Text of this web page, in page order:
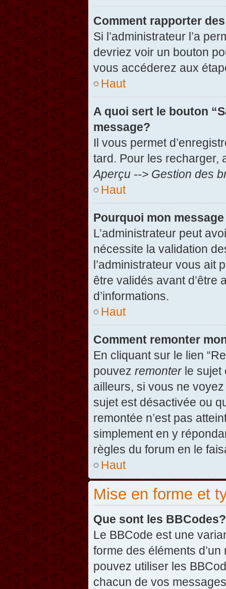
Comment rapporter
Si l’administrateur l’a
devriez voir un bouton
vous accéderez aux
Haut
A quoi sert le bouton
message?
Il vous permet
tard. Pour les recharger,
Aperçu --> Gestion des
Haut
Pourquoi mon
L’administrateur peut
nécessite la validation
l’administrateur vous ait
être validés avant d’être
d’informations.
Haut
Comment remonter
En cliquant sur le lien
pouvez remonterle sujet
ailleurs, si vous ne
sujet est désactivée ou
remontée n’est pas
simplement en y
règles du forum en le
Haut
Mise en forme et
Que sont les BBCodes?
Le BBCode est une
forme des éléments
pouvez utiliser les
chacun de vos